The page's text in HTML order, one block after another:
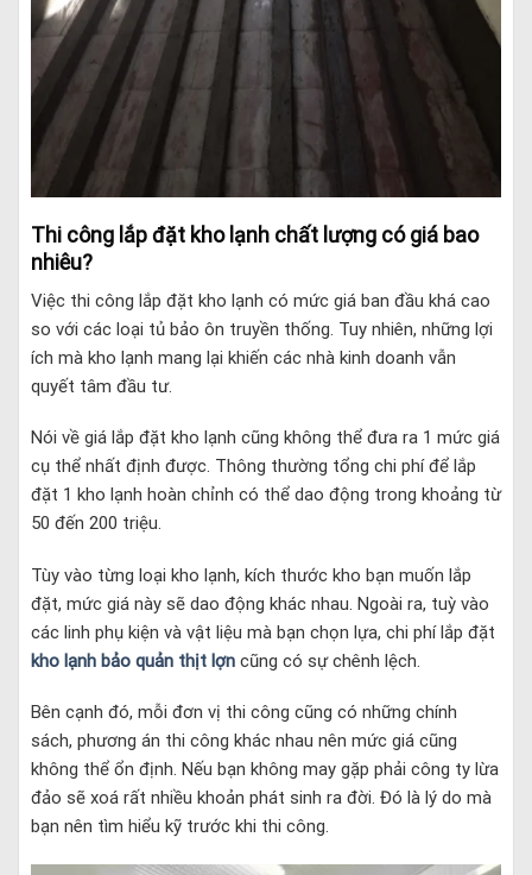
Thi công lắp đặt kho lạnh chất lượng có giá bao
nhiêu?
Việc thi công lắp đặt kho lạnh có mức giá ban đầu khá cao
so với các loại tủ bảo ôn truyền thống. Tuy nhiên, những lợi
ích mà kho lạnh mang lại khiến các nhà kinh doanh vẫn
quyết tâm đầu tư.
Nói về giá lắp đặt kho lạnh cũng không thể đưa ra 1 mức giá
cụ thể nhất định được. Thông thường tổng chi phí để lắp
đặt 1 kho lạnh hoàn chỉnh có thể dao động trong khoảng từ
50 đến 200 triệu.
Tùy vào từng loại kho lạnh, kích thước kho bạn muốn lắp
đặt, mức giá này sẽ dao động khác nhau. Ngoài ra, tuỳ vào
các linh phụ kiện và vật liệu mà bạn chọn lựa, chi phí lắp đặt
kho lạnh bảo quản thịt lợn cũng có sự chênh lệch.
Bên cạnh đó, mỗi đơn vị thi công cũng có những chính
sách, phương án thi công khác nhau nên mức giá cũng
không thể ổn định. Nếu bạn không may gặp phải công ty lừa
đảo sẽ xoá rất nhiều khoản phát sinh ra đời. Đó là lý do mà
bạn nên tìm hiểu kỹ trước khi thi công.